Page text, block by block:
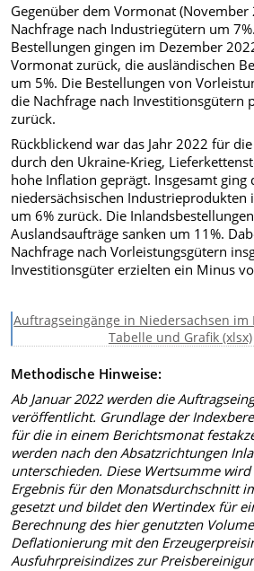
Gegenüber dem Vormonat
Nachfrage nach Industriegütern um
Bestellungen gingen im Dezember
Vormonat zurück, die ausländischen
um 5%. Die Bestellungen von
die Nachfrage nach Investitionsgütern
zurück.
Rückblickend war das Jahr 2022 für
durch den Ukraine-Krieg,
hohe Inflation geprägt. Insgesamt ging
niedersächsischen Industrieprodukten
um 6% zurück. Die
Auslandsaufträge sanken um 11%.
Nachfrage nach Vorleistungsgütern
Investitionsgüter erzielten ein Minus
Auftragseingänge in Niedersachsen im
Tabelle und Grafik (xlsx)
Methodische Hinweise:
Ab Januar 2022 werden die
veröffentlicht. Grundlage der
für die in einem Berichtsmonat
werden nach den Absatzrichtungen
unterschieden. Diese Wertsumme
Ergebnis für den Monatsdurchschnitt
gesetzt und bildet den Wertindex für
Berechnung des hier genutzten
Deflationierung mit den
Ausfuhrpreisindizes zur